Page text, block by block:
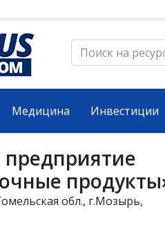
Медицина Инвестиции
предприятие
обл., г.Мозырь,